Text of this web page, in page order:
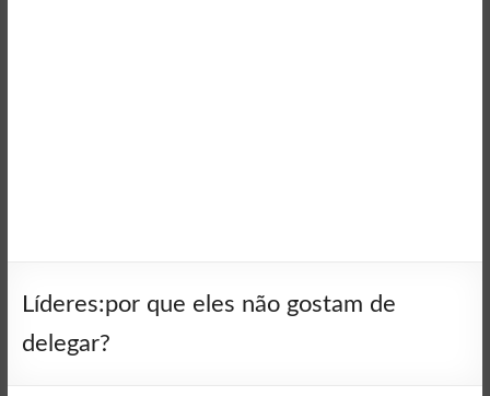
Líderes:por que eles não gostam de
delegar?